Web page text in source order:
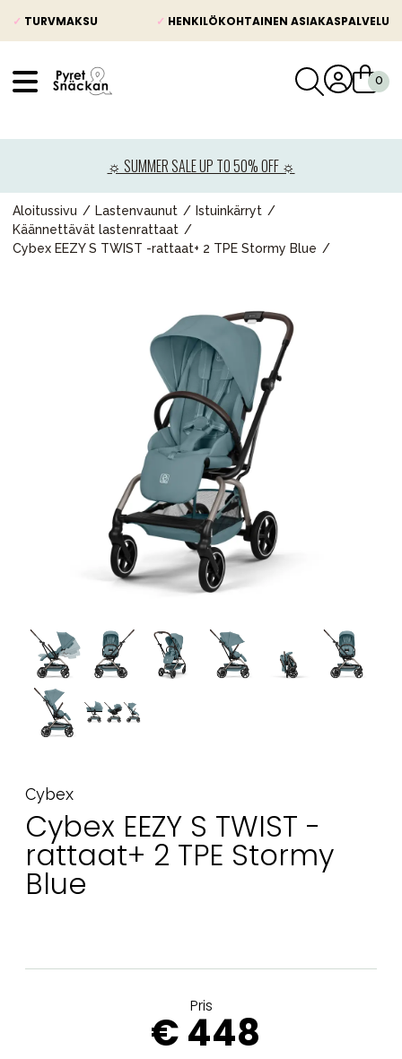
✓ TURVMAKSU ✓ HENKILÖKOHTAINEN ASIAKASPALVELU
☼ SUMMER SALE UP TO 50% OFF ☼
Aloitussivu Lastenvaunut
Istuinkärryt
Käännettävät lastenrattaat
Cybex EEZY S TWIST -rattaat+ 2 TPE Stormy Blue
Cybex
Cybex EEZY S TWIST -
rattaat+ 2 TPE Stormy
Blue
Pris
€ 448
Lastenvaunut
Lasten turvaistuimet
Vauvan paketti
Lelut ja pelit
Äiti & Isä
Huonekalut & vuodevaatteet
Tarvikkeet
Varaosat
Kampanjat
Lahjavinkkejä
Suosikit
Tavaramerkit
Aurinko ja uinti Outlet
Opas
Ota meihin yhteyttä osoitteessa